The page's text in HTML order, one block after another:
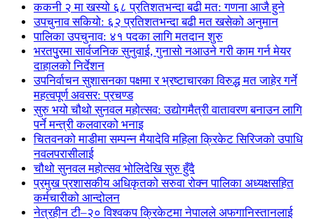
ककनी २ मा खस्यो ६८ प्रतिशतभन्दा बढी मत: गणना आजै हुने
उपचुनाव सकियो: ६२ प्रतिशतभन्दा बढी मत खसेको अनुमान
पालिका उपचुनाव: ४१ पदका लागि मतदान शुरु
भरतपुुरमा सार्वजनिक सुनुवाई, गुनासो नआउने गरी काम गर्न मेयर
दाहालको निर्देशन
उपनिर्वाचन सुशासनका पक्षमा र भ्रष्टाचारका विरुद्ध मत जाहेर गर्ने
महत्वपूर्ण अवसर: प्रचण्ड
सुरु भयो चौथो सुनवल महोत्सव: उद्योगमैत्री वातावरण बनाउन लागि
पर्ने मन्त्री कलवारको भनाइ
चितवनको माडीमा सम्पन्न मैयादेवि महिला क्रिकेट सिरिजको उपाधि
नवलपरासीलाई
चौथो सुनवल महोत्सव भोलिदेखि सुरु हुँदै
प्रमुख प्रशासकीय अधिकृतको सरुवा रोक्न पालिका अध्यक्षसहित
कर्मचारीको आन्दोलन
नेत्रहीन टी–२० विश्वकप क्रिकेटमा नेपालले अफगानिस्तानलाई